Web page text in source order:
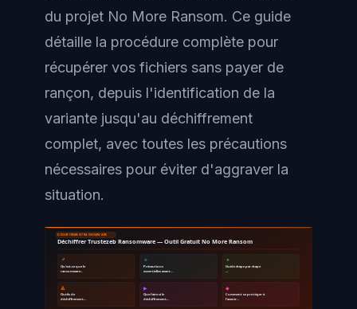
du projet No More Ransom. Ce guide
détaille la procédure complète pour
récupérer vos fichiers sans payer de
rançon, depuis l'identification de la
variante jusqu'au déchiffrement
complet, avec toutes les précautions
nécessaires pour éviter d'aggraver la
situation.
DÉCHIFFREMENT RANSOMWARE
Déchiffrer Trustezeb Ransomware — Outil Gratuit No More Ransom
📌
Qu'est-ce que le
ransomware…
🔹
Précautions
essentielles avant…
🔸
Guide étape par étape
🔺
Outils de
déchiffrement…
▶
Que faire si le
déchiffrement…
◆
Comment se protéger à
l'avenir…